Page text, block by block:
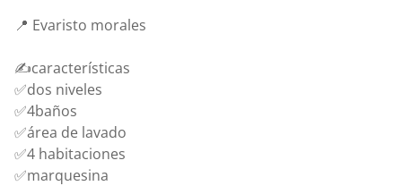
📍 Evaristo morales
✍️características
✅dos niveles
✅4baños
✅área de lavado
✅4 habitaciones
✅marquesina